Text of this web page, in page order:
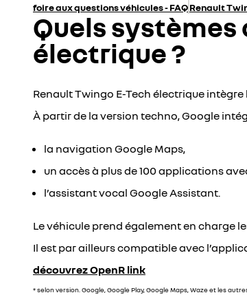
foire aux questions véhicules - FAQRenault
Quels
électrique ?
Renault Twingo E-Tech électrique
À partir de la version techno, Google
la navigation Google Maps,
un accès à plus de 100 applications
l’assistant vocal Google Assistant.
Le véhicule prend également en charge
Il est par ailleurs compatible avec
découvrez OpenR link
* selon version. Google, Google Play, Google Maps, Waze et les